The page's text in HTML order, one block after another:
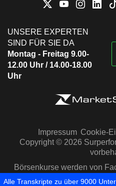
UNSERE EXPERTEN
SIND FÜR SIE DA
Montag - Freitag 9.00-
12.00 Uhr / 14.00-18.00
Uhr
Impressum Cookie-
Copyright © 2026
Börsenkurse werden von
Capital IQ zur
Alle Transkripte zu über 9000